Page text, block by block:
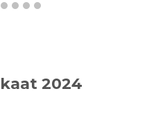
2024